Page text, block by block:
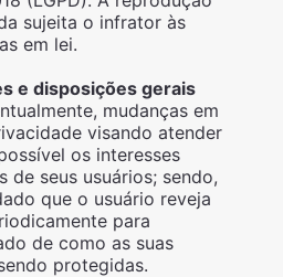
sujeita o infrator às
em lei.
e disposições gerais
mudanças em
visando atender
os interesses
de seus usuários; sendo,
que o usuário reveja
para
de como as suas
protegidas.